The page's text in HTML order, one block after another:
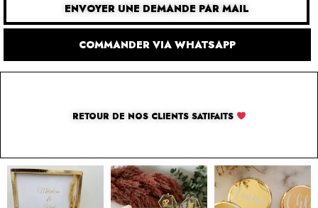
ENVOYER UNE DEMANDE PAR MAIL
COMMANDER VIA WHATSAPP
RETOUR DE NOS CLIENTS SATIFAITS